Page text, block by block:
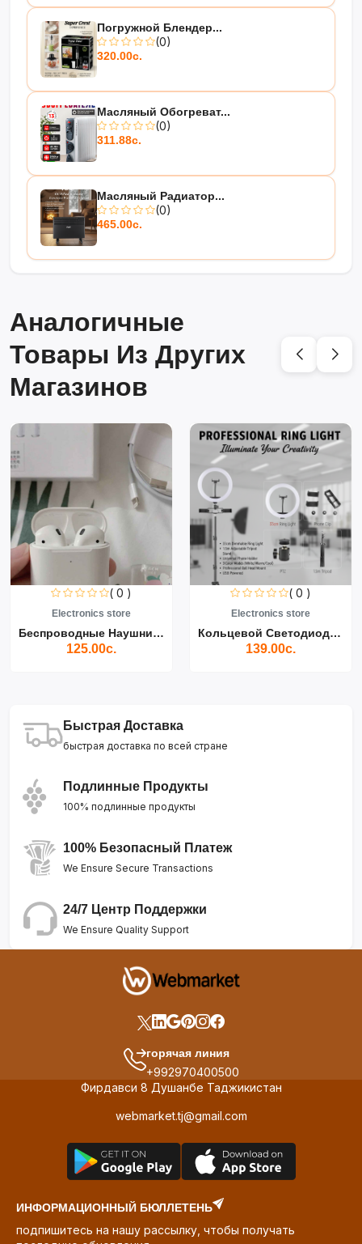
Погружной Блендер...
(0)
320.00с.
Масляный Обогреват...
(0)
311.88с.
Масляный Радиатор...
(0)
465.00с.
Аналогичные
Товары Из Других
Магазинов
( 0 )
Electronics store
Беспроводные Наушники Air...
125.00с.
( 0 )
Electronics store
Кольцевой Светодиодный Св...
139.00с.
Быстрая Доставка
быстрая доставка по всей стране
Подлинные Продукты
100% подлинные продукты
100% Безопасный Платеж
We Ensure Secure Transactions
24/7 Центр Поддержки
We Ensure Quality Support
горячая линия
+992970400500
Фирдавси 8 Душанбе Таджикистан
webmarket.tj@gmail.com
ИНФОРМАЦИОННЫЙ БЮЛЛЕТЕНЬ
подпишитесь на нашу рассылку, чтобы получать